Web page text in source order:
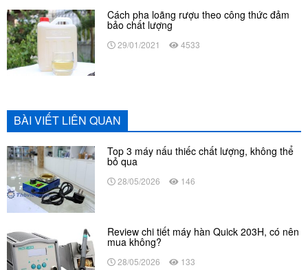
Cách pha loãng rượu theo công thức đảm
bảo chất lượng
29/01/2021 4533
BÀI VIẾT LIÊN QUAN
Top 3 máy nấu thiếc chất lượng, không thể
bỏ qua
28/05/2026 146
Review chi tiết máy hàn Quick 203H, có nên
mua không?
28/05/2026 133